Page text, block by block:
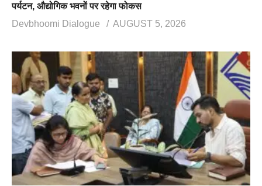
पर्यटन, औद्योगिक भवनों पर रहेगा फोकस
Devbhoomi Dialogue
AUGUST 5, 2026